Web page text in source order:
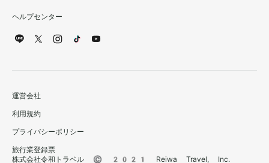
ヘルプセンター
運営会社
利用規約
プライバシーポリシー
旅行業登録票
株式会社令和トラベル © 2021 Reiwa Travel, Inc.